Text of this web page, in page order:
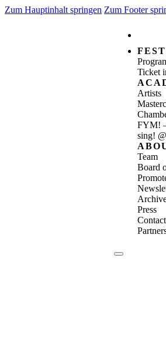
Zum Hauptinhalt springen Zum Footer
Ticket
Artists
FYM!
sing!
Team
Board
Press